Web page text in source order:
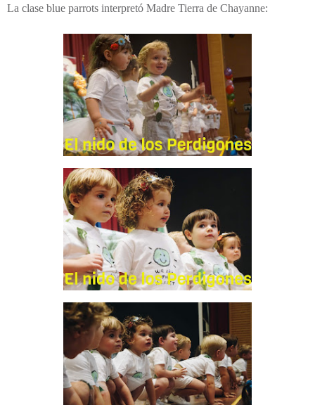
La clase blue parrots interpretó Madre Tierra de Chayanne: